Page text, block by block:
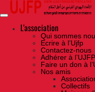
Skip
the
contentL'association
Qui sommes
Ecrire à l’Ujfp
Contactez-nous
Adhérer à l’UJFP
Faire un don à
Nos amis
Collectifs